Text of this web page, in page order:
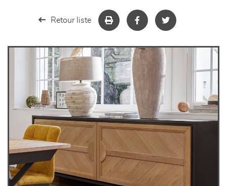
décoration
Retour liste